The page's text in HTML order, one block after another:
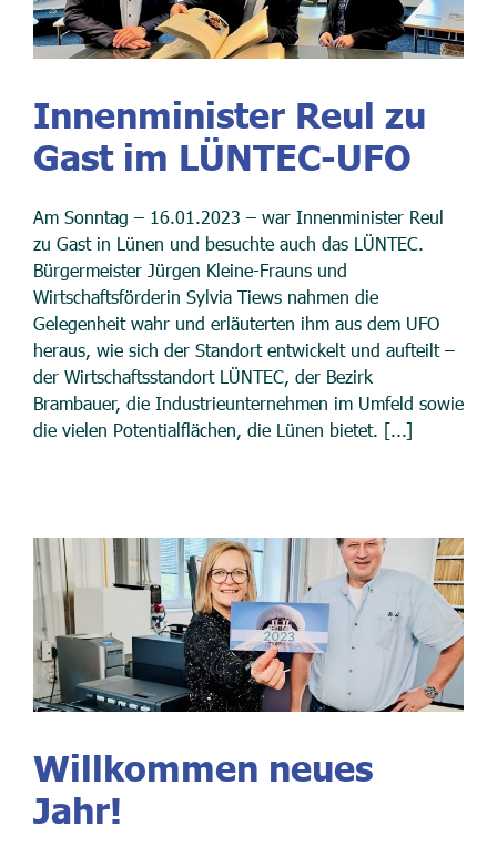
Innenminister Reul zu
Gast im LÜNTEC-UFO
Am Sonntag – 16.01.2023 – war Innenminister Reul
zu Gast in Lünen und besuchte auch das LÜNTEC.
Bürgermeister Jürgen Kleine-Frauns und
Wirtschaftsförderin Sylvia Tiews nahmen die
Gelegenheit wahr und erläuterten ihm aus dem UFO
heraus, wie sich der Standort entwickelt und aufteilt –
der Wirtschaftsstandort LÜNTEC, der Bezirk
Brambauer, die Industrieunternehmen im Umfeld sowie
die vielen Potentialflächen, die Lünen bietet. [...]
Willkommen neues
Jahr!